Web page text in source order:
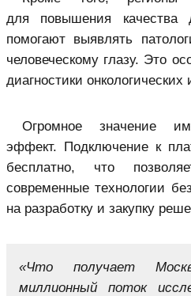
для повышения качества
помогают выявлять
человеческому глазу. Это
диагностики
Огромное значение
эффект. Подключение к
бесплатно, что
современные технологии
на разработку и закупку
«Что получает
миллионный поток